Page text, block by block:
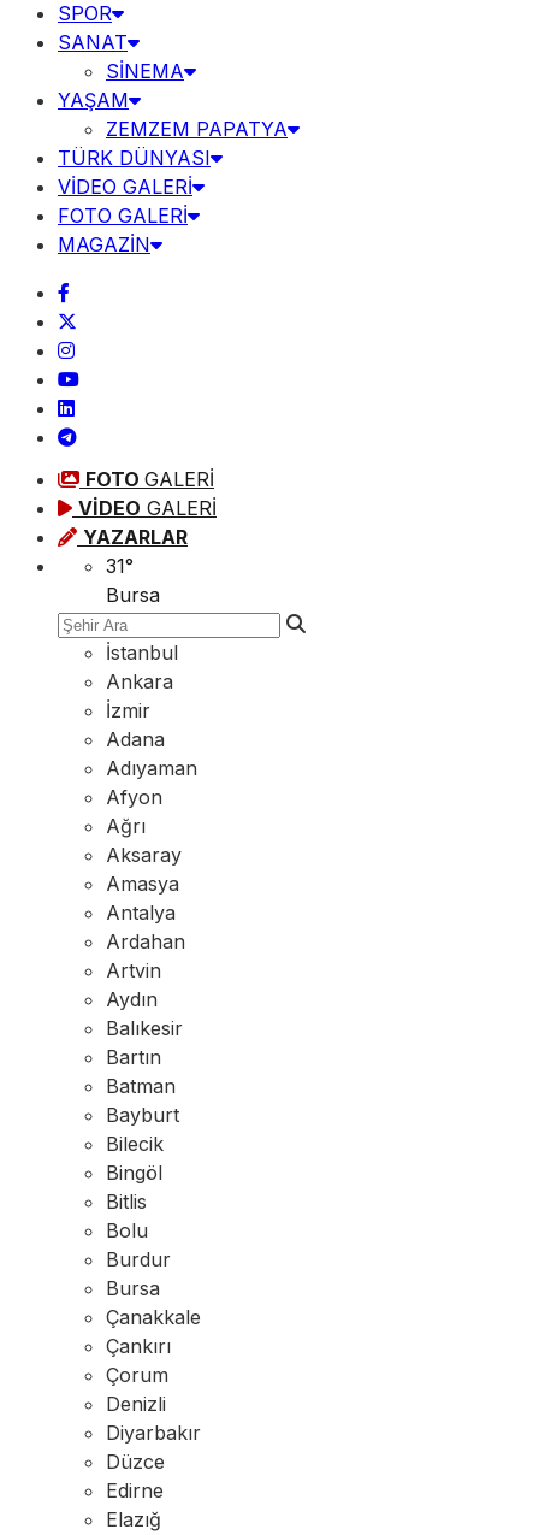
SPOR
SANAT
SİNEMA
YAŞAM
ZEMZEM PAPATYA
TÜRK DÜNYASI
VİDEO GALERİ
FOTO GALERİ
MAGAZİN
FOTO GALERİ
VİDEO GALERİ
YAZARLAR
31°
Bursa
İstanbul
Ankara
İzmir
Adana
Adıyaman
Afyon
Ağrı
Aksaray
Amasya
Antalya
Ardahan
Artvin
Aydın
Balıkesir
Bartın
Batman
Bayburt
Bilecik
Bingöl
Bitlis
Bolu
Burdur
Bursa
Çanakkale
Çankırı
Çorum
Denizli
Diyarbakır
Düzce
Edirne
Elazığ